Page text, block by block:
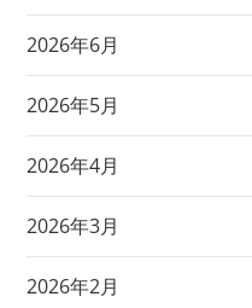
2026年6月
2026年5月
2026年4月
2026年3月
2026年2月